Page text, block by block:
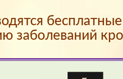
заболеваний